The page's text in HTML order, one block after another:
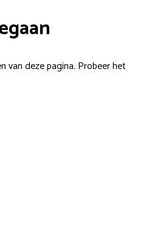
van deze pagina. Probeer het